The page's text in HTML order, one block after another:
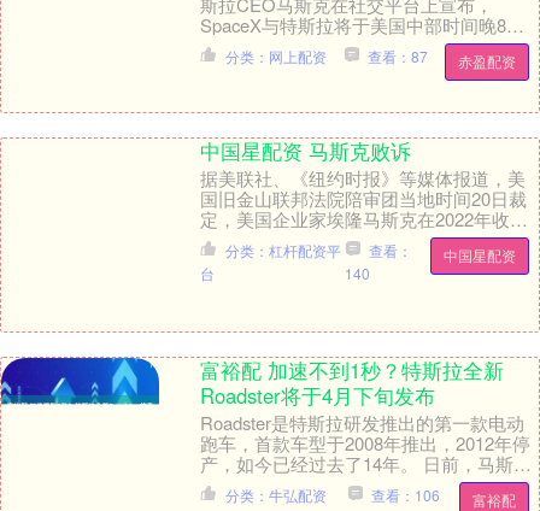
SpaceX与特斯拉将于美国中部时间晚8点
左右在X平台直播，正式公布自建芯片工
厂“Ter....
赤盈配资
分类：网上配资 查看：87
中国星配资 马斯克败诉
据美联社、《纽约时报》等媒体报道，美
国旧金山联邦法院陪审团当地时间20日裁
定，美国企业家埃隆马斯克在2022年收购
推特期间，故意压低推特（现更名为X）股
价，“误....
中国星配资
分类：杠杆配资平
台
查看：
140
富裕配 加速不到1秒？特斯拉全新
Roadster将于4月下旬发布
Roadster是特斯拉研发推出的第一款电动
跑车，首款车型于2008年推出，2012年停
产，如今已经过去了14年。 日前，马斯克
在社交媒体上表示，特斯拉全新Ro....
富裕配
分类：牛弘配资 查看：106